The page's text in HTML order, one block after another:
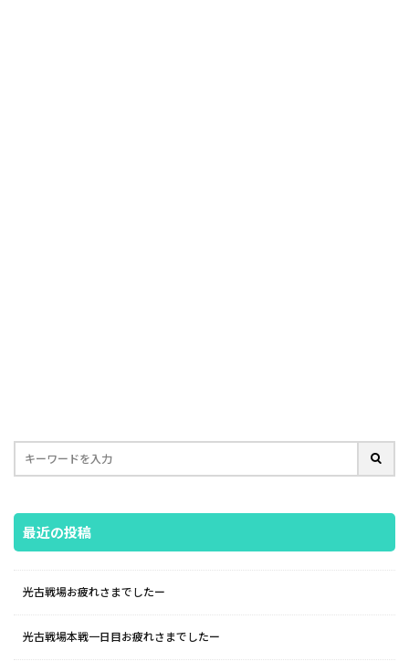
最近の投稿
光古戦場お疲れさまでしたー
光古戦場本戦一日目お疲れさまでしたー